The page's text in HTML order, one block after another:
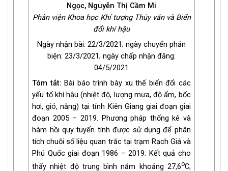
Ngọc, Nguyễn Thị Cầm Mi
Phân viện Khoa học Khí tượng Thủy văn và Biến
đổi khí hậu
Ngày nhận bài: 22/3/2021; ngày chuyển phản
biện: 23/3/2021; ngày chấp nhận đăng:
04/5/2021
Tóm tắt: Bài báo trình bày xu thế biến đổi các
yếu tố khí hậu (nhiệt độ, lượng mưa, độ ẩm, bốc
hơi, gió, nắng) tại tỉnh Kiên Giang giai đoạn giai
đoạn 2005 – 2019. Phương pháp thống kê và
hàm hồi quy tuyến tính được sử dụng để phân
tích chuỗi số liệu quan trắc tại trạm Rạch Giá và
Phú Quốc giai đoạn 1986 – 2019. Kết quả cho
thấy nhiệt độ trung bình năm khoảng 27,6oC;